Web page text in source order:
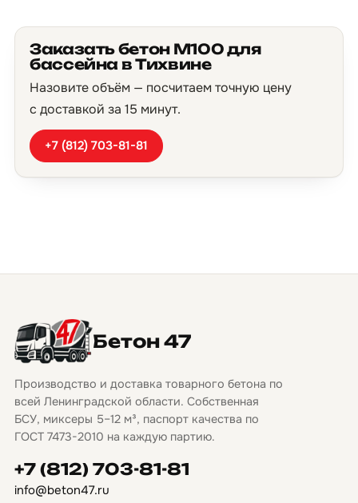
Заказать бетон М100 для
бассейна в Тихвине
Назовите объём — посчитаем точную цену
с доставкой за 15 минут.
+7 (812) 703-81-81
Бетон 47
Производство и доставка товарного бетона по
всей Ленинградской области. Собственная
БСУ, миксеры 5–12 м³, паспорт качества по
ГОСТ 7473-2010 на каждую партию.
+7 (812) 703-81-81
info@beton47.ru